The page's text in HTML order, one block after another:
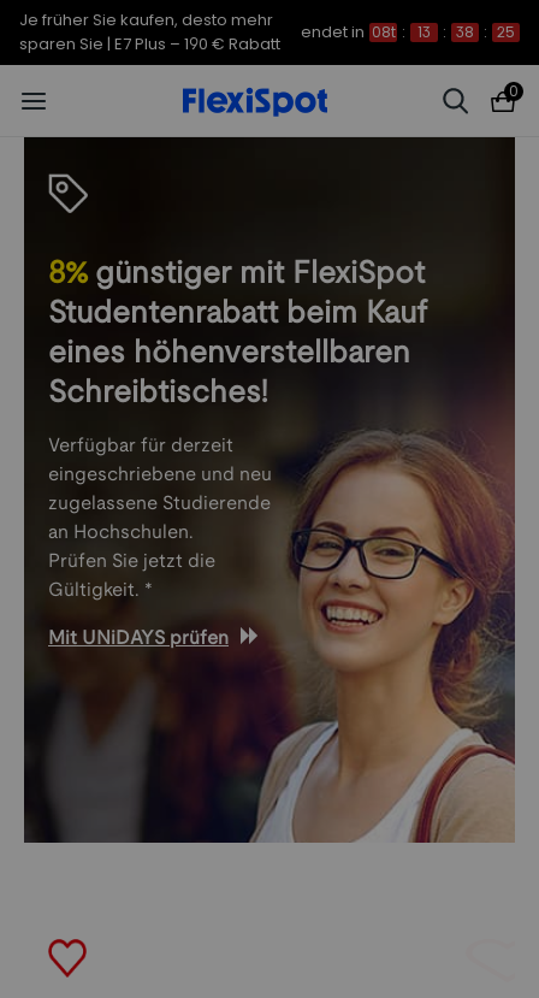
Je früher Sie kaufen, desto mehr
sparen Sie | E7 Plus – 190 € Rabatt
endet in 08t : 13 : 38 : 25
0
8%günstiger mit FlexiSpot
Studentenrabatt beim Kauf
eines höhenverstellbaren
Schreibtisches!
Verfügbar für derzeit
eingeschriebene und neu
zugelassene Studierende
an Hochschulen.
Prüfen Sie jetzt die
Gültigkeit. *
Mit UNiDAYS prüfen